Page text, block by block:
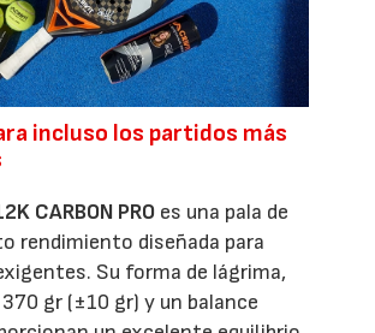
incluso los partidos más
CARBON PRO es una pala de
rendimiento diseñada para
Su forma de lágrima,
gr (±10 gr) y un balance